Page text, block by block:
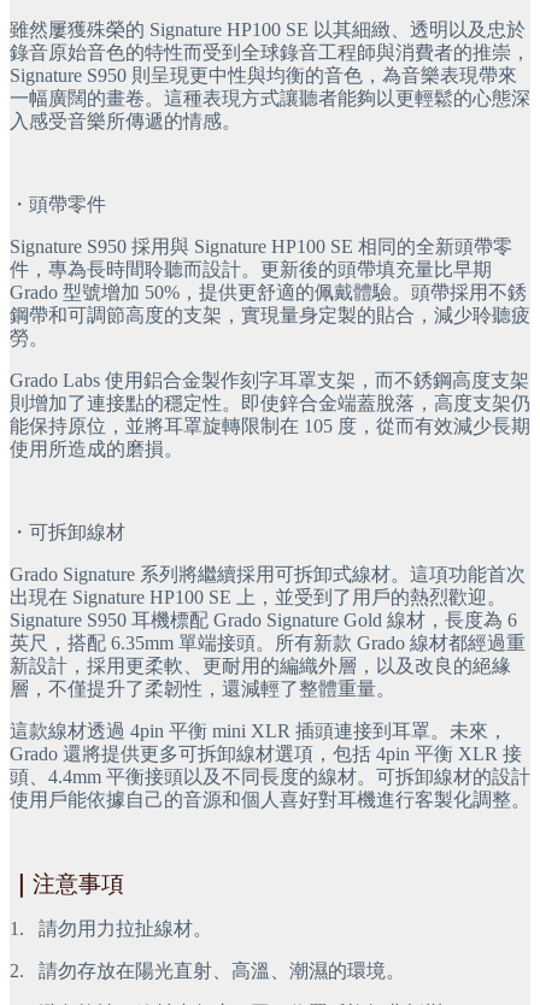
雖然屢獲殊榮的 Signature HP100 SE 以其細緻、透明以及忠於
錄音原始音色的特性而受到全球錄音工程師與消費者的推崇，
Signature S950 則呈現更中性與均衡的音色，為音樂表現帶來
一幅廣闊的畫卷。這種表現方式讓聽者能夠以更輕鬆的心態深
入感受音樂所傳遞的情感。
・頭帶零件
Signature S950 採用與 Signature HP100 SE 相同的全新頭帶零
件，專為長時間聆聽而設計。更新後的頭帶填充量比早期
Grado 型號增加 50%，提供更舒適的佩戴體驗。頭帶採用不銹
鋼帶和可調節高度的支架，實現量身定製的貼合，減少聆聽疲
勞。
Grado Labs 使用鋁合金製作刻字耳罩支架，而不銹鋼高度支架
則增加了連接點的穩定性。即使鋅合金端蓋脫落，高度支架仍
能保持原位，並將耳罩旋轉限制在 105 度，從而有效減少長期
使用所造成的磨損。
・可拆卸線材
Grado Signature 系列將繼續採用可拆卸式線材。這項功能首次
出現在 Signature HP100 SE 上，並受到了用戶的熱烈歡迎。
Signature S950 耳機標配 Grado Signature Gold 線材，長度為 6
英尺，搭配 6.35mm 單端接頭。所有新款 Grado 線材都經過重
新設計，採用更柔軟、更耐用的編織外層，以及改良的絕緣
層，不僅提升了柔韌性，還減輕了整體重量。
這款線材透過 4pin 平衡 mini XLR 插頭連接到耳罩。未來，
Grado 還將提供更多可拆卸線材選項，包括 4pin 平衡 XLR 接
頭、4.4mm 平衡接頭以及不同長度的線材。可拆卸線材的設計
使用戶能依據自己的音源和個人喜好對耳機進行客製化調整。
注意事項
1. 請勿用力拉扯線材。
2. 請勿存放在陽光直射、高溫、潮濕的環境。